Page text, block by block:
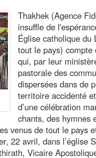
Thakhek (Agence
insuffle de
Église catholique du
tout le pays) compte
qui, par leur
pastorale des
dispersées dans de
territoire accidenté
d’une célébration
chants, des hymnes
venus de tout le pays
22 avril, dans l’église
Vicaire